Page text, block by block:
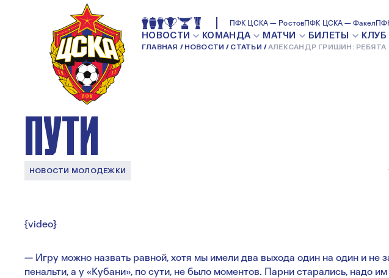
ПФК ЦСКА — РостовПФК ЦСКА — Факел
НОВОСТИ КОМАНДА МАТЧИ БИЛЕТЫ КЛУБ
ГЛАВНАЯ НОВОСТИ СТАТЬИ АЛЕКСАНДР ГРИШИН:
АЛЕКСАНДР ГРИШИН:
НАХОДЯТСЯ НА
ПУТИ
НОВОСТИ МОЛОДЕЖКИ
{video}
— Игру можно назвать равной, хотя мы имели два выхода один на один и не
пенальти, а у «Кубани», по сути, не было моментов. Парни старались, надо им